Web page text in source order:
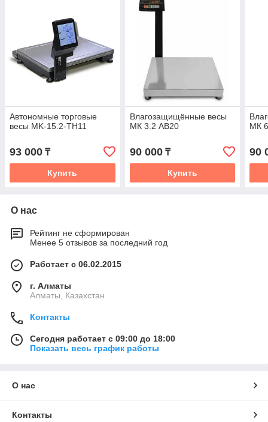
Автономные торговые
весы MK-15.2-TH11
93 000 ₸
Купить
Влагозащищённые весы
МК 3.2 АВ20
90 000₸
Купить
МК
90
О нас
Рейтинг не сформирован
Менее 5 отзывов за последний год
Работает с 06.02.2015
г. Алматы
Алматы, Казахстан
Контакты
Сегодня работает с 09:00 до 18:00
Показать весь график работы
О нас
Контакты